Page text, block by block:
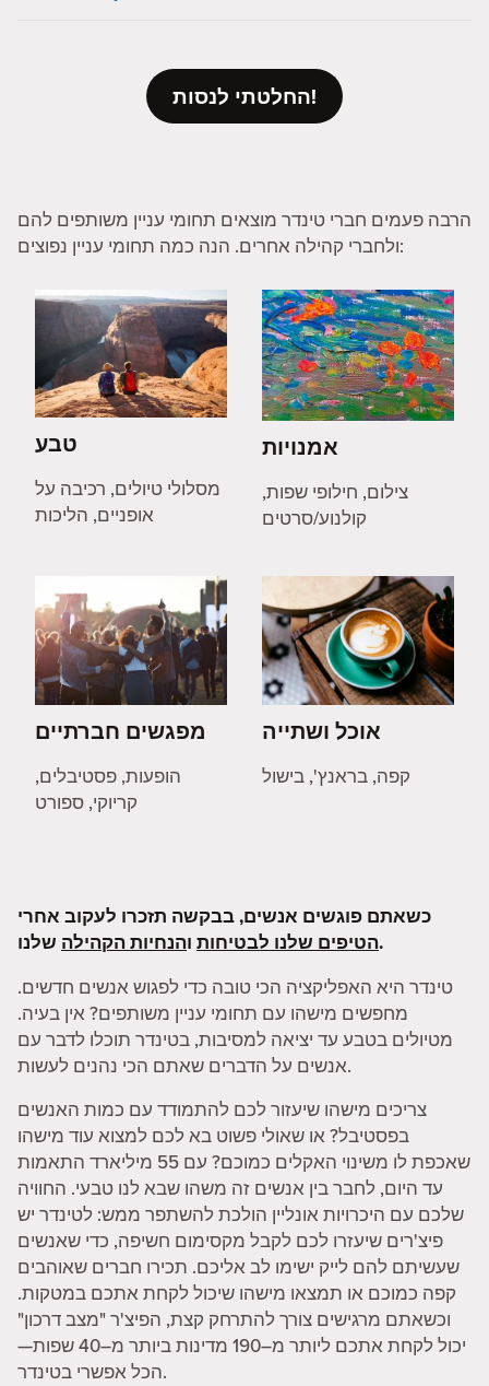
החלטתי לנסות!
הרבה פעמים חברי טינדר מוצאים תחומי עניין משותפים להם
ולחברי קהילה אחרים. הנה כמה תחומי עניין נפוצים:
טבע
מסלולי טיולים, רכיבה על
אופניים, הליכות
אמנויות
צילום, חילופי שפות,
קולנוע/סרטים
מפגשים חברתיים
הופעות, פסטיבלים,
קריוקי, ספורט
אוכל ושתייה
קפה, בראנץ', בישול
כשאתם פוגשים אנשים, בבקשה תזכרו לעקוב אחרי
הטיפים שלנו לבטיחות והנחיות הקהילה שלנו.
טינדר היא האפליקציה הכי טובה כדי לפגוש אנשים חדשים.
מחפשים מישהו עם תחומי עניין משותפים? אין בעיה.
מטיולים בטבע עד יציאה למסיבות, בטינדר תוכלו לדבר עם
אנשים על הדברים שאתם הכי נהנים לעשות.
צריכים מישהו שיעזור לכם להתמודד עם כמות האנשים
בפסטיבל? או שאולי פשוט בא לכם למצוא עוד מישהו
שאכפת לו משינוי האקלים כמוכם? עם 55 מיליארד התאמות
עד היום, לחבר בין אנשים זה משהו שבא לנו טבעי. החוויה
שלכם עם היכרויות אונליין הולכת להשתפר ממש: לטינדר יש
פיצ'רים שיעזרו לכם לקבל מקסימום חשיפה, כדי שאנשים
שעשיתם להם לייק ישימו לב אליכם. תכירו חברים שאוהבים
קפה כמוכם או תמצאו מישהו שיכול לקחת אתכם במטקות.
וכשאתם מרגישים צורך להתרחק קצת, הפיצ'ר "מצב דרכון"
יכול לקחת אתכם ליותר מ–190 מדינות ביותר מ–40 שפות—
הכל אפשרי בטינדר.